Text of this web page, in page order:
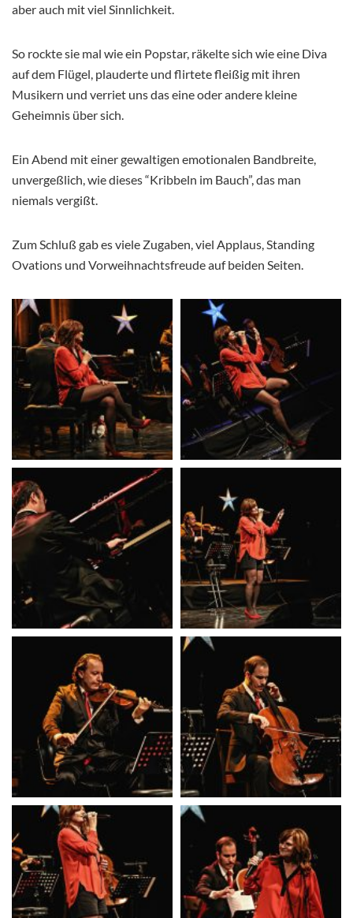
aber auch mit viel Sinnlichkeit.
So rockte sie mal wie ein Popstar, räkelte sich wie eine Diva
auf dem Flügel, plauderte und flirtete fleißig mit ihren
Musikern und verriet uns das eine oder andere kleine
Geheimnis über sich.
Ein Abend mit einer gewaltigen emotionalen Bandbreite,
unvergeßlich, wie dieses “Kribbeln im Bauch”, das man
niemals vergißt.
Zum Schluß gab es viele Zugaben, viel Applaus, Standing
Ovations und Vorweihnachtsfreude auf beiden Seiten.